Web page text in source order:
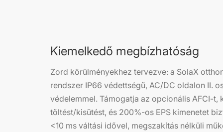
Kiemelkedő megbízhatóság
Zord körülményekhez tervezve: a SolaX
rendszer IP66 védettségű, AC/DC oldalon II.
védelemmel. Támogatja az opcionális AFCI-t,
töltést/kisütést, és 200%-os EPS kimenetet
<10 ms váltási idővel, megszakítás nélküli